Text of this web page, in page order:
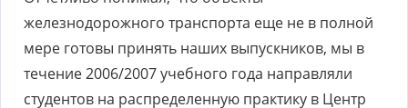
железнодорожного транспорта еще не в полной
мере готовы принять наших выпускников, мы в
течение 2006/2007 учебного года направляли
студентов на распределенную практику в Центр